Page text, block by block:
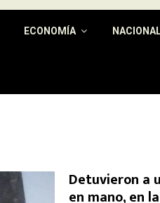
ECONOMÍA
Detuvieron a
en mano, en